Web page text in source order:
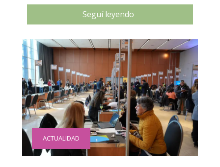
Seguí leyendo
ACTUALIDAD